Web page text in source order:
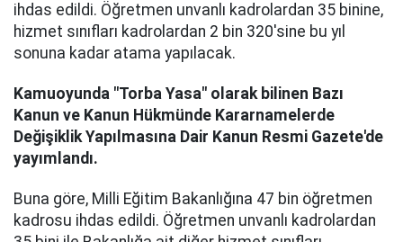
ihdas edildi. Öğretmen unvanlı kadrolardan 35 binine,
hizmet sınıfları kadrolardan 2 bin 320'sine bu yıl
sonuna kadar atama yapılacak.
Kamuoyunda "Torba Yasa" olarak bilinen Bazı
Kanun ve Kanun Hükmünde Kararnamelerde
Değişiklik Yapılmasına Dair Kanun Resmi Gazete'de
yayımlandı.
Buna göre, Milli Eğitim Bakanlığına 47 bin öğretmen
kadrosu ihdas edildi. Öğretmen unvanlı kadrolardan